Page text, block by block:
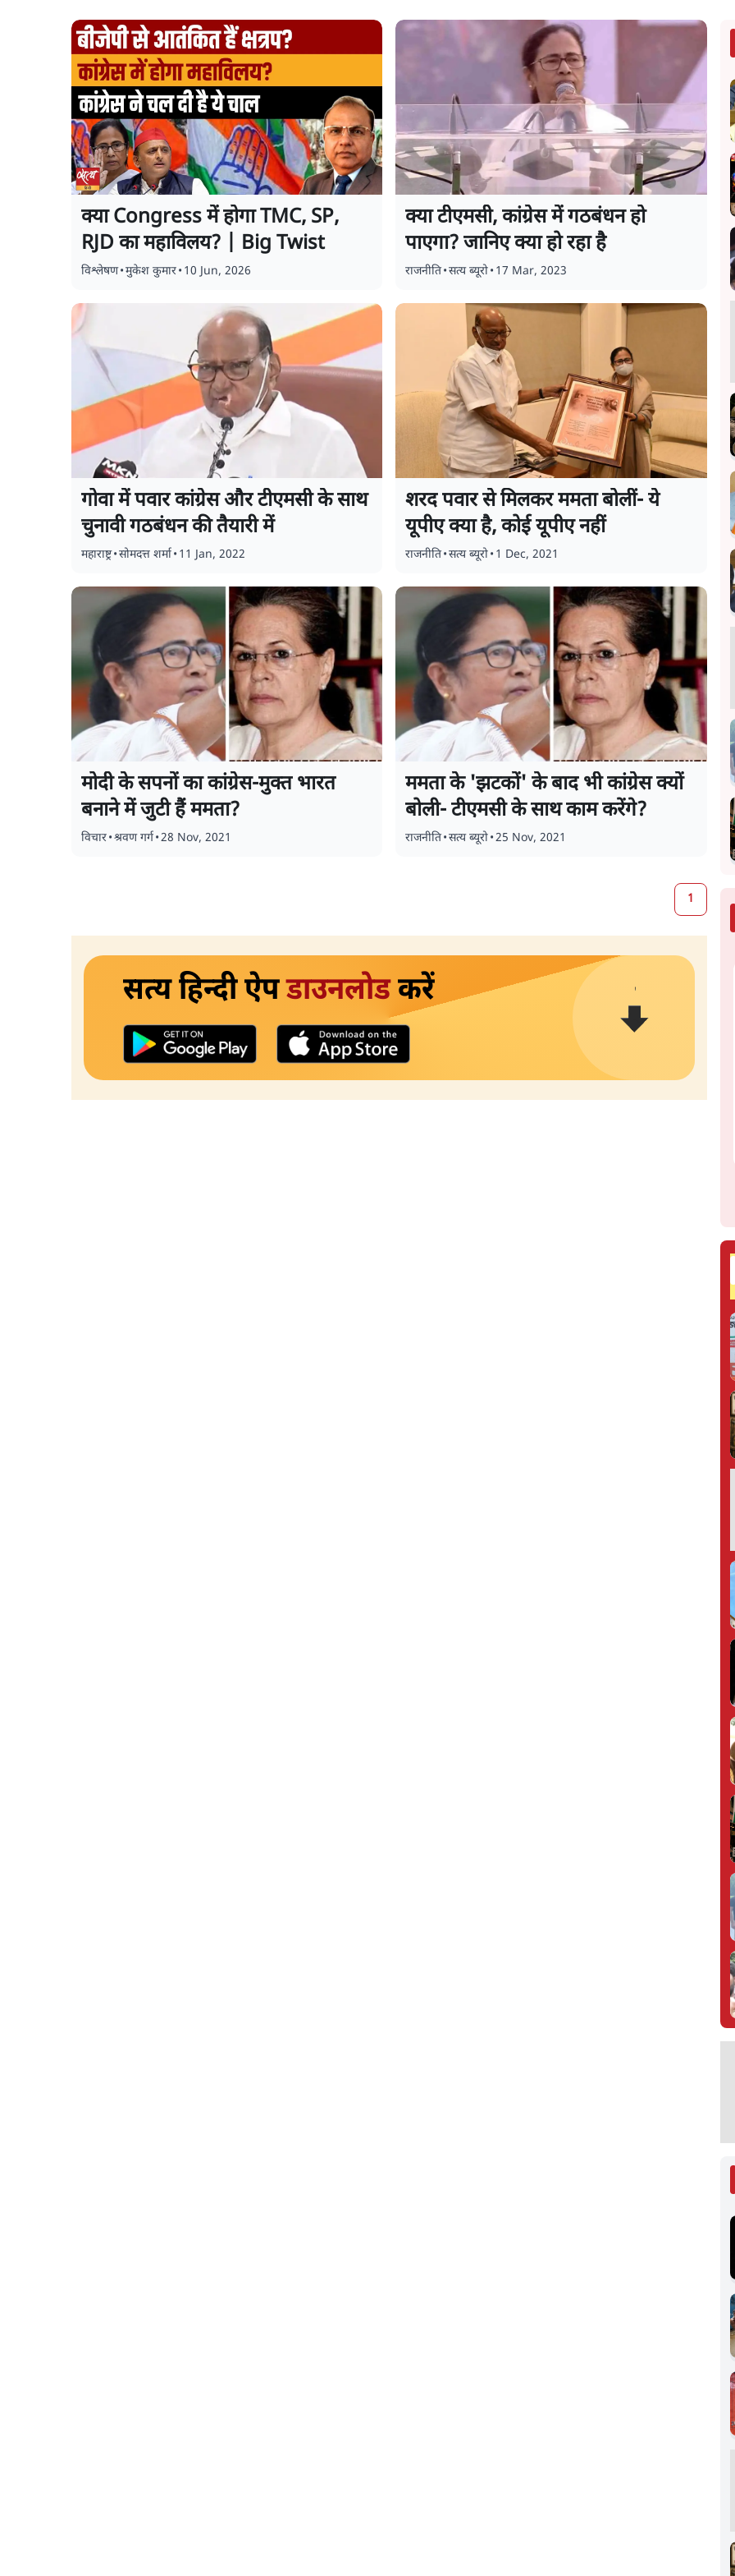
क्या Congress में होगा TMC, SP,
RJD का महाविलय? | Big Twist
विश्लेषण•मुकेश कुमार• 10 Jun, 2026
क्या टीएमसी, कांग्रेस में गठबंधन हो
पाएगा? जानिए क्या हो रहा है
राजनीति•सत्य ब्यूरो• 17 Mar, 2023
गोवा में पवार कांग्रेस और टीएमसी के साथ
चुनावी गठबंधन की तैयारी में
महाराष्ट्र•सोमदत्त शर्मा• 11 Jan, 2022
शरद पवार से मिलकर ममता बोलीं- ये
यूपीए क्या है, कोई यूपीए नहीं
राजनीति•सत्य ब्यूरो• 1 Dec, 2021
मोदी के सपनों का कांग्रेस-मुक्त भारत
बनाने में जुटी हैं ममता?
विचार•श्रवण गर्ग•28 Nov, 2021
ममता के 'झटकों' के बाद भी कांग्रेस क्यों
बोली- टीएमसी के साथ काम करेंगे?
राजनीति•सत्य ब्यूरो•25 Nov, 2021
1
सत्य हिन्दी ऐपडाउनलोडकरें